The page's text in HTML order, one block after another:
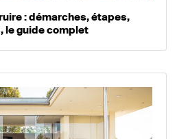
: démarches, étapes,
le guide complet